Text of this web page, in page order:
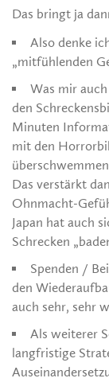
Das bringt ja
Also denke
„mitfühlenden
Was mir
den
Minuten
mit den
Das verstärkt
Ohnmacht-
Japan hat auch
Schrecken
Spenden /
den
auch sehr, sehr
Als weiterer
langfristige